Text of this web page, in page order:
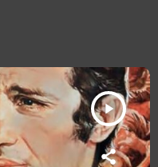
play_arrow